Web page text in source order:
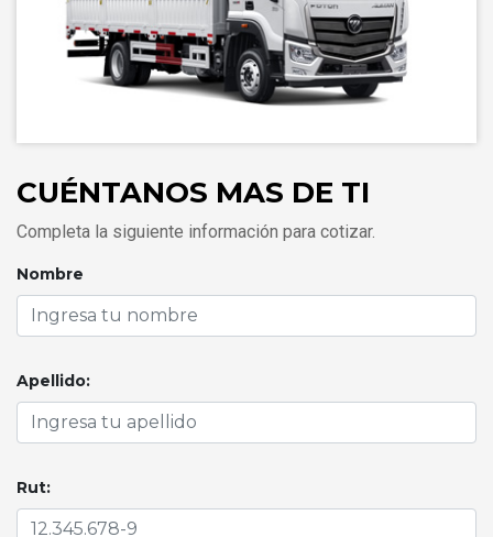
CUÉNTANOS MAS DE TI
Completa la siguiente información para cotizar.
Nombre
Apellido:
Rut: